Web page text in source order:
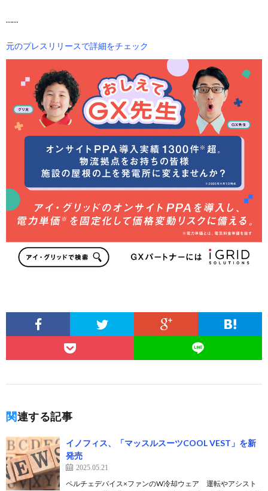
……
元のプレスリリースで詳細をチェック
関連する記事
イノフィス、「マッスルスーツCOOL VEST」を新
発売
2025.05.21
ペルチェデバイス×ファンのW冷却ウェア 運転やアシスト